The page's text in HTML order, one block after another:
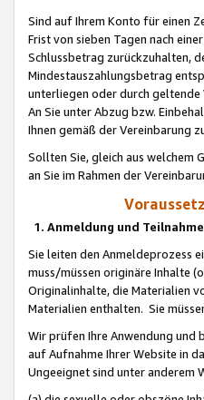
Sind auf Ihrem Konto für einen
Frist von sieben Tagen nach
Schlussbetrag zurückzuhalten,
Mindestauszahlungsbetrag
unterliegen oder durch
An Sie unter Abzug bzw.
Ihnen gemäß der Vereinbarung
Sollten Sie, gleich aus welchem
an Sie im Rahmen der
1. Anmeldung und
Sie leiten den Anmeldeprozess
muss/müssen originäre Inhalte
Originalinhalte, die Materialien
Materialien enthalten. Sie
Wir prüfen Ihre Anwendung und
auf Aufnahme Ihrer Website in
Ungeeignet sind unter anderem